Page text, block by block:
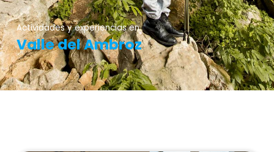
Actividades y experiencias en
Valle del Ambroz